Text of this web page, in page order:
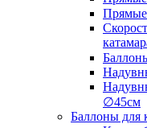
∅45см
Баллоны для